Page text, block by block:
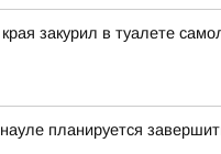
закурил в туалете
планируется